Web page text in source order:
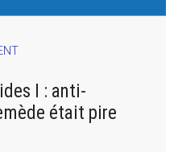
I : anti-
était pire